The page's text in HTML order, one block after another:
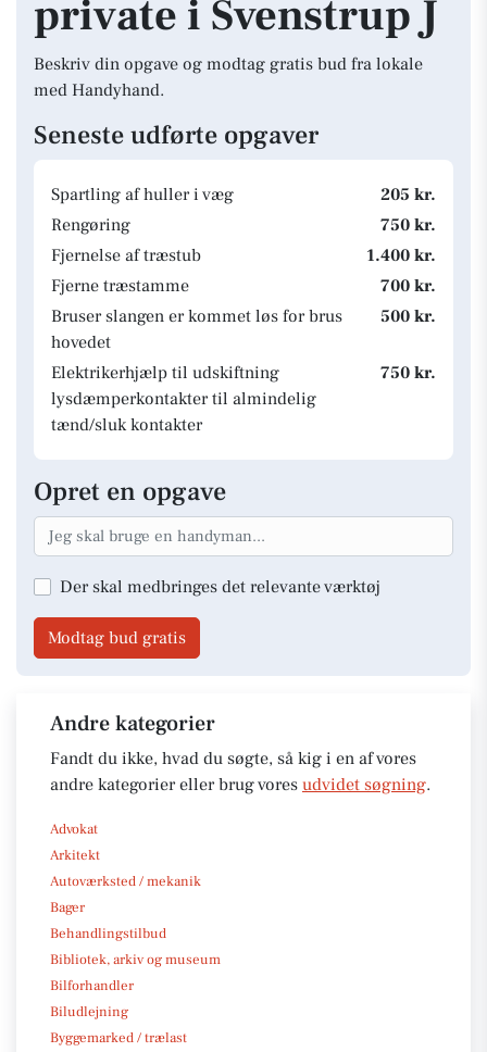
private i Svenstrup J
Beskriv din opgave og modtag gratis bud fra lokale
med Handyhand.
Seneste udførte opgaver
Spartling af huller i væg
205 kr.
Rengøring
750 kr.
Fjernelse af træstub
1.400 kr.
Fjerne træstamme
700 kr.
Bruser slangen er kommet løs for brus
hovedet
500 kr.
Elektrikerhjælp til udskiftning
lysdæmperkontakter til almindelig
tænd/sluk kontakter
750 kr.
Opret en opgave
Der skal medbringes det relevante værktøj
Modtag bud gratis
Andre kategorier
Fandt du ikke, hvad du søgte, så kig i en af vores
andre kategorier eller brug vores udvidet søgning.
Advokat
Arkitekt
Autoværksted / mekanik
Bager
Behandlingstilbud
Bibliotek, arkiv og museum
Bilforhandler
Biludlejning
Byggemarked / trælast